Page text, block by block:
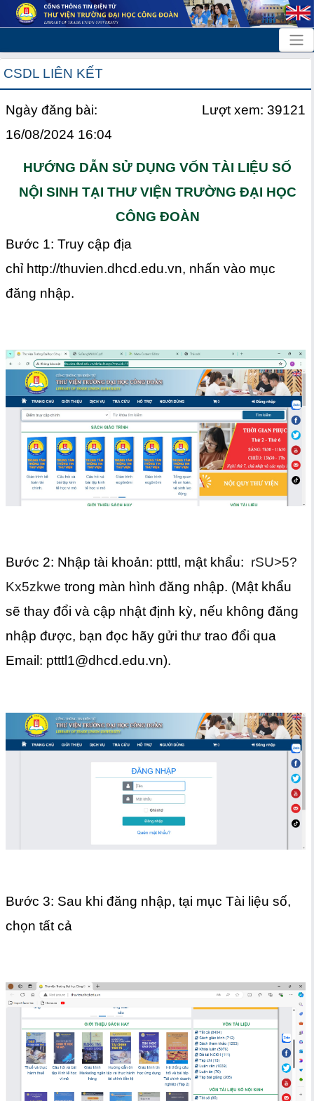
CSDL LIÊN KẾT
Ngày đăng bài:
16/08/2024 16:04
Lượt xem: 39121
HƯỚNG DẪN SỬ DỤNG VỐN TÀI LIỆU SỐ
NỘI SINH TẠI THƯ VIỆN TRƯỜNG ĐẠI HỌC
CÔNG ĐOÀN
Bước 1: Truy cập địa
chỉ http://thuvien.dhcd.edu.vn, nhấn vào mục
đăng nhập.
Bước 2: Nhập tài khoản: ptttl, mật khẩu: rSU>5?
Kx5zkwe trong màn hình đăng nhập. (Mật khẩu
sẽ thay đổi và cập nhật định kỳ, nếu không đăng
nhập được, bạn đọc hãy gửi thư trao đổi qua
Email: ptttl1@dhcd.edu.vn).
Bước 3: Sau khi đăng nhập, tại mục Tài liệu số,
chọn tất cả